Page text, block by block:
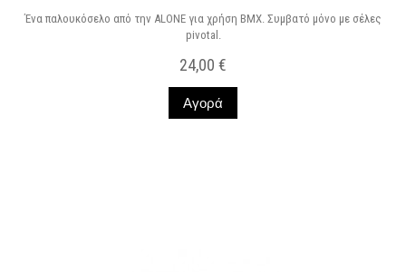
Ένα παλουκόσελο από την ALONE για χρήση BMX. Συμβατό μόνο με σέλες
pivotal.
24,00 €
Αγορά